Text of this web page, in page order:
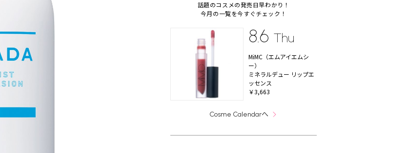
話題のコスメの発売日早わかり！
今月の一覧を今すぐチェック！
8.6 Thu
MiMC（エムアイエムシ
ー）
ミネラルデュー リップエ
ッセンス
￥3,663
Cosme Calendarへ